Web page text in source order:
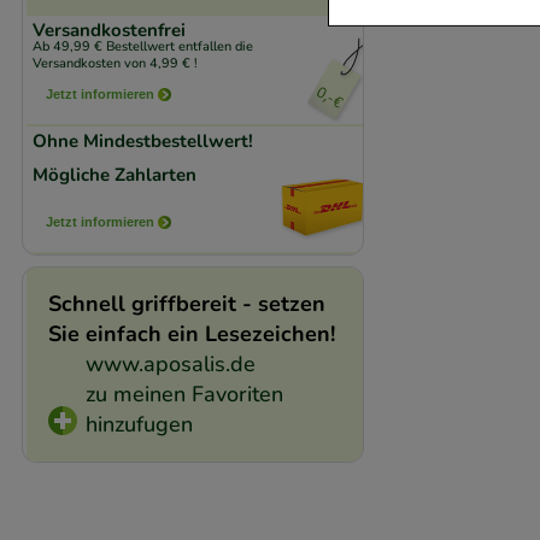
Versandkostenfrei
Ab 49,99 € Bestellwert entfallen die
Versandkosten von 4,99 € !
Jetzt informieren
Ohne Mindestbestellwert!
Mögliche Zahlarten
Jetzt informieren
Schnell griffbereit - setzen
Sie einfach ein Lesezeichen!
www.aposalis.de
zu meinen Favoriten
hinzufugen